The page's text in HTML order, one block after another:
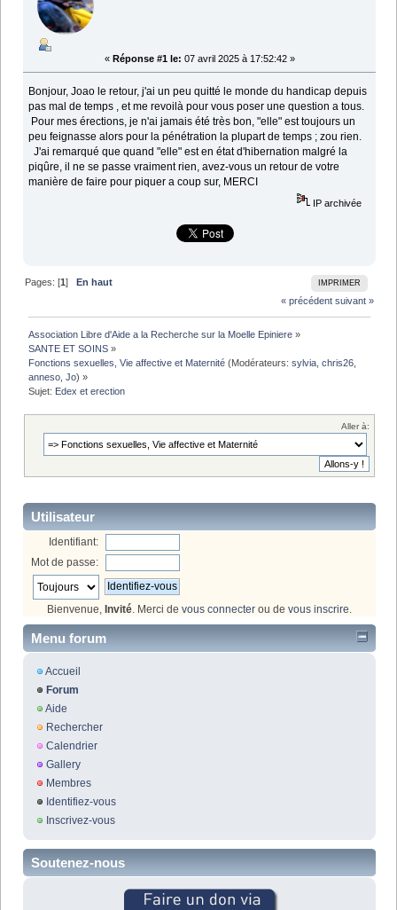
« Réponse #1 le: 07 avril 2025 à 17:52:42 »
Bonjour, Joao le retour, j'ai un peu quitté le monde du handicap depuis
pas mal de temps , et me revoilà pour vous poser une question a tous.
Pour mes érections, je n'ai jamais été très bon, "elle" est toujours un
peu feignasse alors pour la pénétration la plupart de temps ; zou rien.
J'ai remarqué que quand "elle" est en état d'hibernation malgré la
piqûre, il ne se passe vraiment rien, avez-vous un retour de votre
manière de faire pour piquer a coup sur, MERCI
IP archivée
IMPRIMER
Pages: [1]En haut
« précédent suivant »
Association Libre d'Aide a la Recherche sur la Moelle Epiniere »
SANTE ET SOINS »
Fonctions sexuelles, Vie affective et Maternité (Modérateurs:sylvia ,chris26
anneso ,Jo) »
Sujet: Edex et erection
Aller à:
Utilisateur
Identifiant:
Mot de passe:
Bienvenue, Invité. Merci de vous connecter ou de vous inscrire.
Menu forum
Accueil
Forum
Aide
Rechercher
Calendrier
Gallery
Membres
Identifiez-vous
Inscrivez-vous
Soutenez-nous